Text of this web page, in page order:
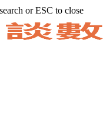
or ESC to close